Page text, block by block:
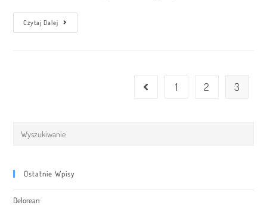
Czytaj Dalej
Torquent
Per
Go to the previous page
1 2 3
Search
Ostatnie Wpisy
Delorean